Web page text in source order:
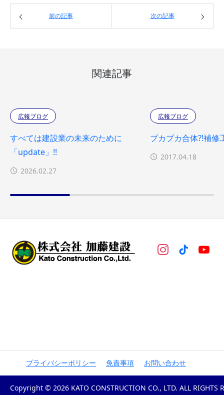
前の記事 次の記事
関連記事
広報ブログ
すべては建設業の未来のために
「update」!!
2026.02.27
広報ブログ
プカプカ合体?!補修
2017.04.18
プライバシーポリシー 免責事項 お問い合わせ
Copyright © 2026 KATO CONSTRUCTION CO., LTD. ALL RIGHTS